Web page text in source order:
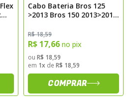
e rápida
no sistema de
Cabo Bateria Bros 125
>2013 Bros 150 2013>2014
R$ 18,59
R$ 17,66 no pix
ou R$ 18,59
em 1x de R$ 18,59
COMPRAR